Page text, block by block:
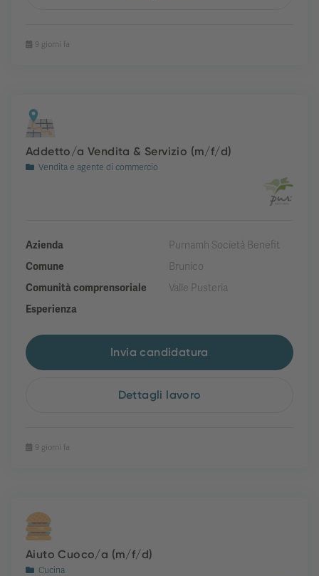
9 giorni fa
Addetto/a Vendita & Servizio (m/f/d)
Vendita e agente di commercio
Azienda
Purnamh Società Benefit
Comune
Brunico
Comunità comprensoriale
Valle Pusteria
Esperienza
Invia candidatura
Dettagli lavoro
9 giorni fa
Aiuto Cuoco/a (m/f/d)
Cucina